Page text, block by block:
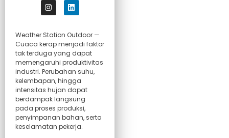
Weather Station Outdoor —
Cuaca kerap menjadi faktor
tak terduga yang dapat
memengaruhi produktivitas
industri. Perubahan suhu,
kelembapan, hingga
intensitas hujan dapat
berdampak langsung
pada proses produksi,
penyimpanan bahan, serta
keselamatan pekerja.